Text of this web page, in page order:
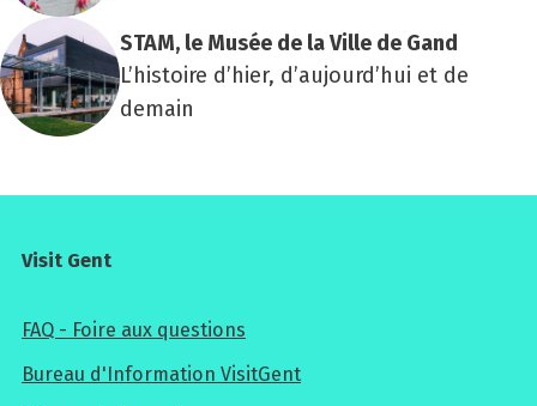
STAM, le Musée de la Ville de Gand
L’histoire d’hier, d’aujourd’hui et de
demain
Visit Gent
FAQ - Foire aux questions
Bureau d'Information VisitGent